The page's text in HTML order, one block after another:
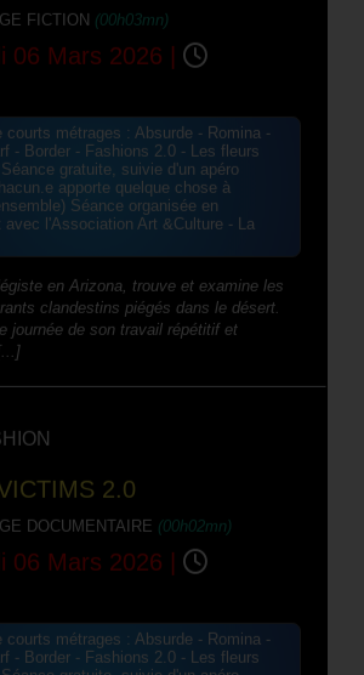
FICTION (00h03mn)
06 Mars 2026 |
courts métrages : Absurde - Romina -
- Border - Fashions 2.0 - Les fleurs
gratuite, suivie d'un apéro
apporte quelque chose à
Séance organisée en
avec l'Association Art &Culture - La
en Arizona, trouve et examine les
clandestins piégés dans le désert.
journée de son travail répétitif et
2.0
DOCUMENTAIRE (00h02mn)
06 Mars 2026 |
courts métrages : Absurde - Romina -
- Border - Fashions 2.0 - Les fleurs